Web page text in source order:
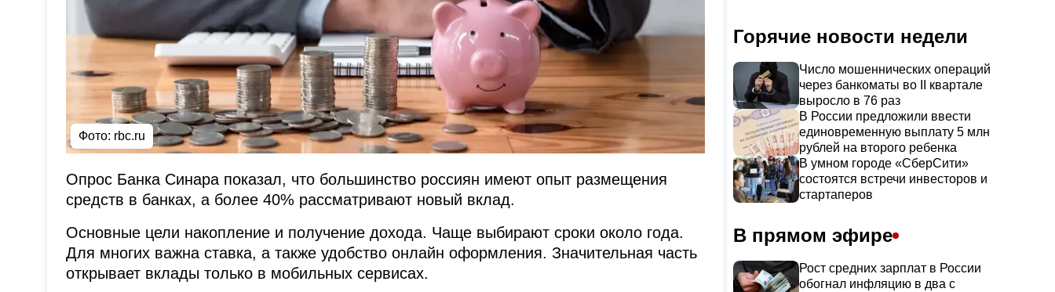
Фото: rbc.ru
Опрос Банка Синара показал, что большинство россиян имеют опыт размещения
средств в банках, а более 40% рассматривают новый вклад.
Основные цели накопление и получение дохода. Чаще выбирают сроки около года.
Для многих важна ставка, а также удобство онлайн оформления. Значительная часть
открывает вклады только в мобильных сервисах.
Горячие новости недели
Число мошеннических операций
через банкоматы во II квартале
выросло в 76 раз
В России предложили ввести
единовременную выплату 5 млн
рублей на второго ребенка
В умном городе «СберСити»
состоятся встречи инвесторов и
стартаперов
В прямом эфире
Рост средних зарплат в России
обогнал инфляцию в два с